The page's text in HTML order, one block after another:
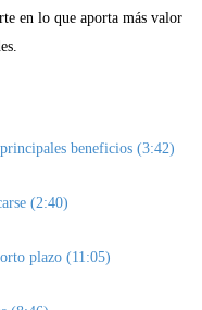
en lo que aporta más valor
beneficios (3:42)
(2:40)
plazo (11:05)